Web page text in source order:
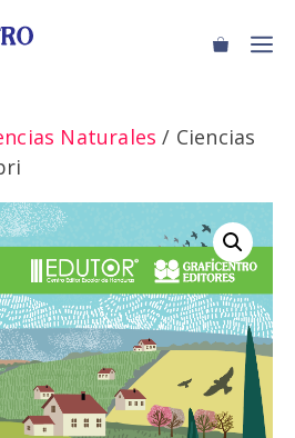
Naturales / Ciencias